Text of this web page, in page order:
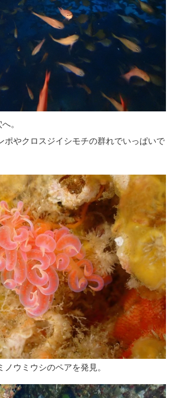
。
ポやクロスジイシモチの群れでいっぱいで
ウミウシのペアを発見。